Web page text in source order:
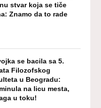
stvar koja se tiče
Znamo da to rade
se bacila sa 5.
Filozofskog
u Beogradu:
na licu mesta,
u toku!